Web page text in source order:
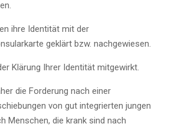
ihre Identität mit der
geklärt bzw. nachgewiesen.
Klärung Ihrer Identität mitgewirkt.
die Forderung nach einer
von gut integrierten jungen
Menschen, die krank sind nach